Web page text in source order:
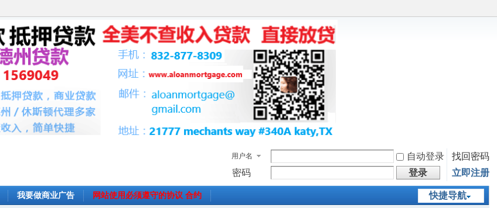
用户名 自动登录
找回密码
密码
登录 立即注册
快捷导航
我要做商业广告 网站使用必须遵守的协议 合约